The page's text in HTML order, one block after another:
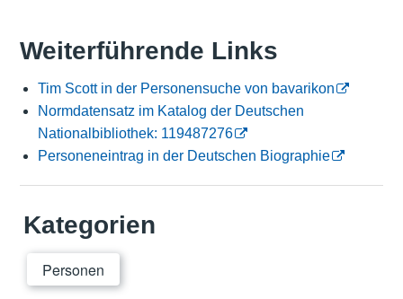
Weiterführende Links
Tim Scott in der Personensuche von bavarikon
Normdatensatz im Katalog der Deutschen
Nationalbibliothek: 119487276
Personeneintrag in der Deutschen Biographie
Kategorien
Personen